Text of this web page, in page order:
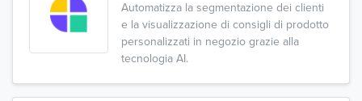
Automatizza la segmentazione dei clienti
e la visualizzazione di consigli di prodotto
personalizzati in negozio grazie alla
tecnologia AI.